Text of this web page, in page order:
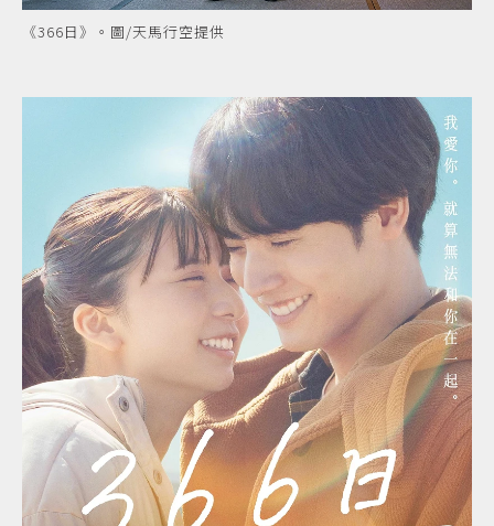
《366日》。圖/天馬行空提供